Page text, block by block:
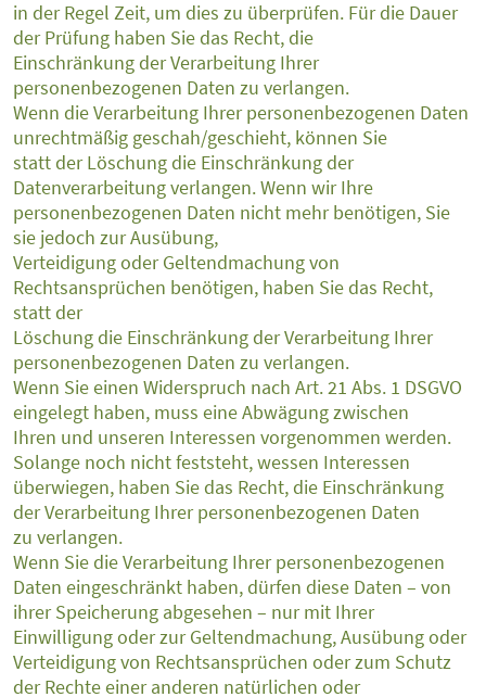
in der Regel Zeit, um dies zu überprüfen. Für die Dauer
der Prüfung haben Sie das Recht, die
Einschränkung der Verarbeitung Ihrer
personenbezogenen Daten zu verlangen.
Wenn die Verarbeitung Ihrer personenbezogenen Daten
unrechtmäßig geschah/geschieht, können Sie
statt der Löschung die Einschränkung der
Datenverarbeitung verlangen. Wenn wir Ihre
personenbezogenen Daten nicht mehr benötigen, Sie
sie jedoch zur Ausübung,
Verteidigung oder Geltendmachung von
Rechtsansprüchen benötigen, haben Sie das Recht,
statt der
Löschung die Einschränkung der Verarbeitung Ihrer
personenbezogenen Daten zu verlangen.
Wenn Sie einen Widerspruch nach Art. 21 Abs. 1 DSGVO
eingelegt haben, muss eine Abwägung zwischen
Ihren und unseren Interessen vorgenommen werden.
Solange noch nicht feststeht, wessen Interessen
überwiegen, haben Sie das Recht, die Einschränkung
der Verarbeitung Ihrer personenbezogenen Daten
zu verlangen.
Wenn Sie die Verarbeitung Ihrer personenbezogenen
Daten eingeschränkt haben, dürfen diese Daten – von
ihrer Speicherung abgesehen – nur mit Ihrer
Einwilligung oder zur Geltendmachung, Ausübung oder
Verteidigung von Rechtsansprüchen oder zum Schutz
der Rechte einer anderen natürlichen oder